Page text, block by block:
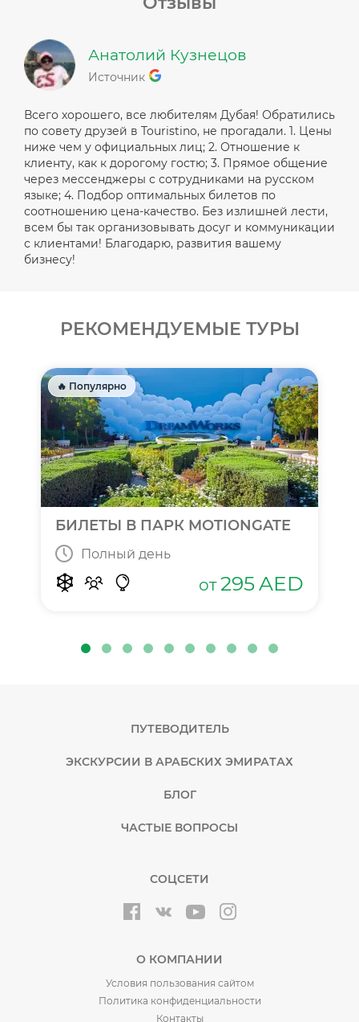
Анатолий Кузнецов
Источник
Всего хорошего, все любителям Дубая! Обратились
по совету друзей в Touristino, не прогадали. 1. Цены
ниже чем у официальных лиц; 2. Отношение к
клиенту, как к дорогому гостю; 3. Прямое общение
через мессенджеры с сотрудниками на русском
языке; 4. Подбор оптимальных билетов по
соотношению цена-качество. Без излишней лести,
всем бы так организовывать досуг и коммуникации
с клиентами! Благодарю, развития вашему
бизнесу!
РЕКОМЕНДУЕМЫЕ ТУРЫ
🔥 Популярно
БИЛЕТЫ В ПАРК MOTIONGATE
Полный день
от 295AED
ПУТЕВОДИТЕЛЬ
ЭКСКУРСИИ В АРАБСКИХ ЭМИРАТАХ
БЛОГ
ЧАСТЫЕ ВОПРОСЫ
СОЦСЕТИ
О КОМПАНИИ
Условия пользования сайтом
Политика конфиденциальности
Контакты